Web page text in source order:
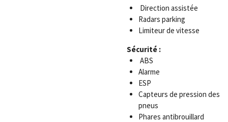
Direction assistée
Radars parking
Limiteur de vitesse
Sécurité :
ABS
Alarme
ESP
Capteurs de pression des
pneus
Phares antibrouillard